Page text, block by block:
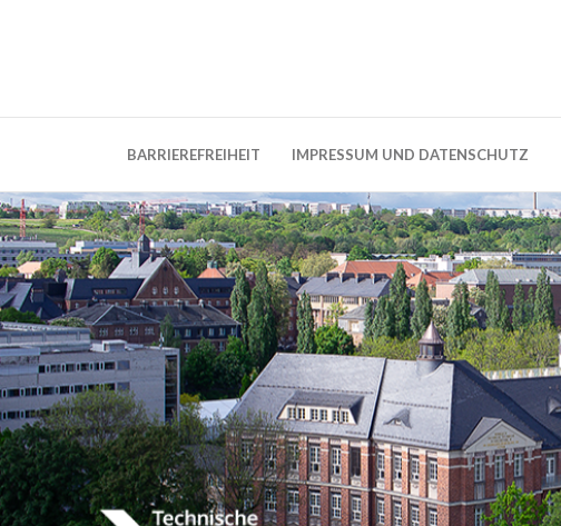
BARRIEREFREIHEIT IMPRESSUM UND DATENSCHUTZ